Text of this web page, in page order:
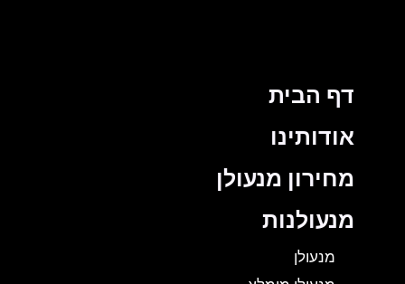
דף הבית
אודותינו
מחירון מנעולן
מנעולנות
מנעולן